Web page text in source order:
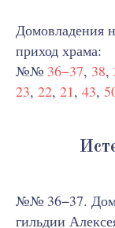
Домовладения
приход храма:
№№ 36−37, 38,
23, 22, 21, 43,
№№ 36−37.
гильдии